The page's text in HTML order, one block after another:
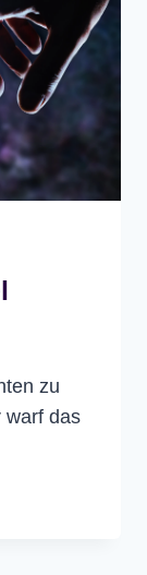
zu
warf das